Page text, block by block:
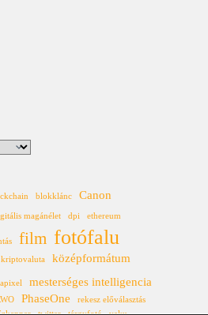
blokklánc Canon
magánélet dpi ethereum
film fotófalu
kriptovaluta középformátum
mesterséges intelligencia
PhaseOne
rekesz előválasztás